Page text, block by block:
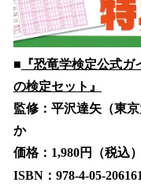
■ 『恐竜学検定公式
の検定セット』
監修：平沢達矢（東
か
価格：1,980円（税込）
ISBN：978-4-05-